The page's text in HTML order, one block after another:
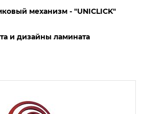
механизм - "UNICLICK"
и дизайны ламината